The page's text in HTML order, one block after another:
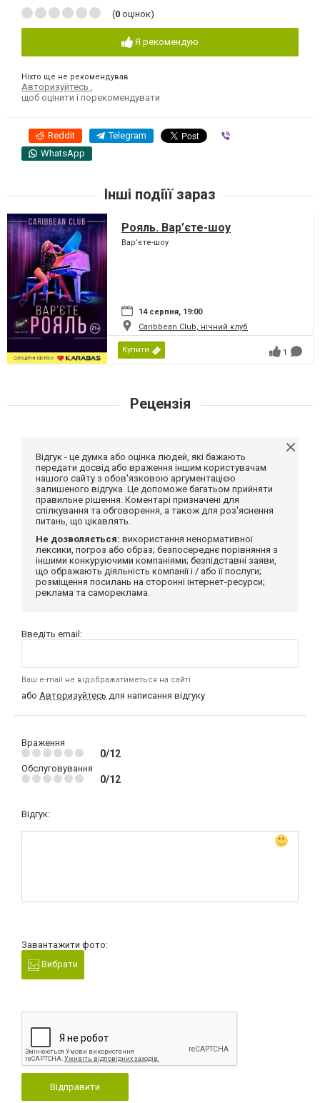
(0 оцінок)
Я рекомендую
Ніхто ще не рекомендував
Авторизуйтесь ,
щоб оцінити і порекомендувати
Reddit Telegram
WhatsApp
Інші подіїї зараз
Рояль. Вар’єте-шоу
Вар’єте-шоу
14 серпня, 19:00
Caribbean Club, нічний клуб
Купити 1
Рецензія
Відгук - це думка або оцінка людей, які бажають
передати досвід або враження іншим користувачам
нашого сайту з обов'язковою аргументацією
залишеного відгука. Це допоможе багатьом прийняти
правильне рішення. Коментарі призначені для
спілкування та обговорення, а також для роз'яснення
питань, що цікавлять.
Не дозволяється: використання ненормативної
лексики, погроз або образ; безпосереднє порівняння з
іншими конкуруючими компаніями; безпідставні заяви,
що ображають діяльність компанії і / або її послуги;
розміщення посилань на сторонні інтернет-ресурси;
реклама та самореклама.
Введіть email:
Ваш e-mail не відображатиметься на сайті
або Авторизуйтесь для написання відгуку
Враження
0/12
Обслуговування
0/12
Відгук:
Завантажити фото:
Вибрати
Відправити